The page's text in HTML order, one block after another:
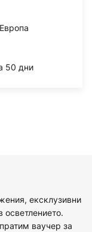
50 дни
ексклузивни
ваучер за